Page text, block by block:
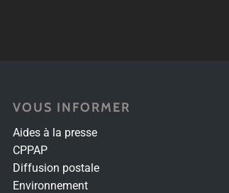
VOUS INFORMER
Aides à la presse
CPPAP
Diffusion postale
Environnement